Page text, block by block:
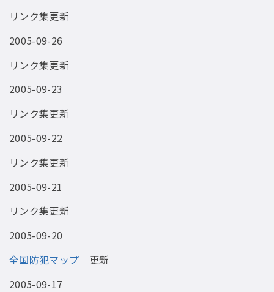
リンク集更新
2005-09-26
リンク集更新
2005-09-23
リンク集更新
2005-09-22
リンク集更新
2005-09-21
リンク集更新
2005-09-20
全国防犯マップ 更新
2005-09-17